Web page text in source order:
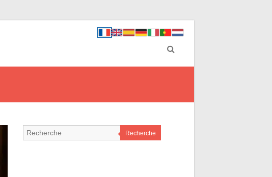
Recherche